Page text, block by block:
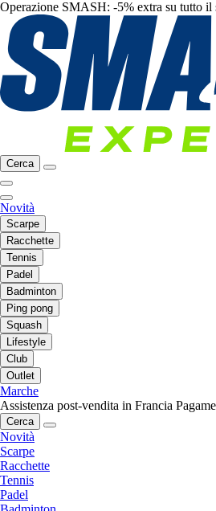
Operazione SMASH: -5% extra su tutto il
Cerca
Novità
Scarpe
Racchette
Tennis
Padel
Badminton
Ping pong
Squash
Lifestyle
Club
Outlet
Marche
Assistenza post-vendita in Francia
Cerca
Novità
Scarpe
Racchette
Tennis
Padel